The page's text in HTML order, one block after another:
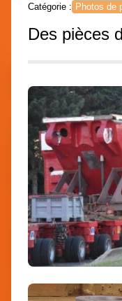
Catégorie : Photos de
Des pièces